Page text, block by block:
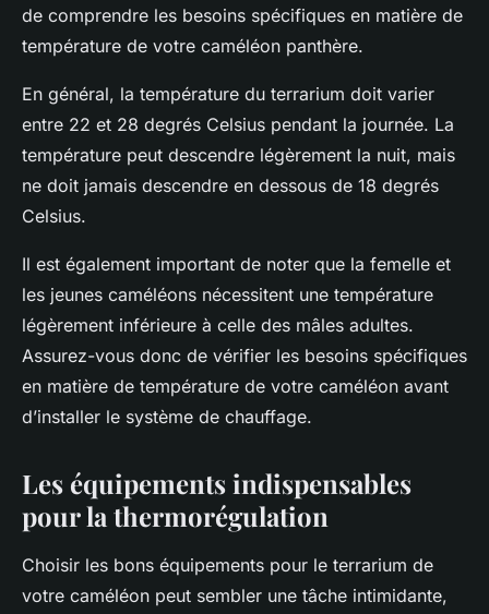
de comprendre les besoins spécifiques en matière de
température de votre caméléon panthère.
En général, la température du terrarium doit varier
entre 22 et 28 degrés Celsius pendant la journée. La
température peut descendre légèrement la nuit, mais
ne doit jamais descendre en dessous de 18 degrés
Celsius.
Il est également important de noter que la femelle et
les jeunes caméléons nécessitent une température
légèrement inférieure à celle des mâles adultes.
Assurez-vous donc de vérifier les besoins spécifiques
en matière de température de votre caméléon avant
d’installer le système de chauffage.
Les équipements indispensables
pour la thermorégulation
Choisir les bons équipements pour le terrarium de
votre caméléon peut sembler une tâche intimidante,